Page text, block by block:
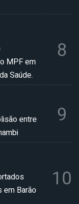
MPF em
Saúde.
8
entre
9
em Barão
10